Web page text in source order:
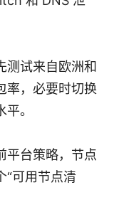
测试来自欧洲和
率，必要时切换
。
平台策略，节点
“可用节点清